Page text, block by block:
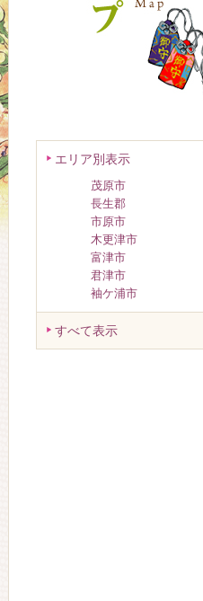
エリア別表示
茂原市
長生郡
市原市
木更津市
富津市
君津市
袖ケ浦市
すべて表示